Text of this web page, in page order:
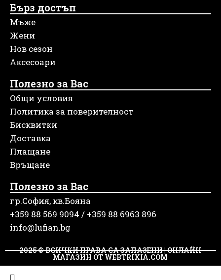
Бърз достъп
Мъже
Жени
Нов сезон
Аксесоари
Полезно за Вас
Общи условия
Политика за поверителност
Бисквитки
Доставка
Плащане
Връщане
Полезно за Вас
гр.София, кв.Бояна
+359 88 569 9094 / +359 88 6963 896
info@lufian.bg
2025 © ВСИЧКИ ПРАВА СА ЗАПАЗЕНИ | ОНЛАЙН
МАГАЗИН ОТ WEBTRIXIA.COM